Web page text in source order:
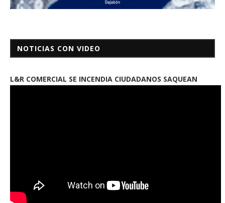
NOTICIAS CON VIDEO
L&R COMERCIAL SE INCENDIA CIUDADANOS SAQUEAN